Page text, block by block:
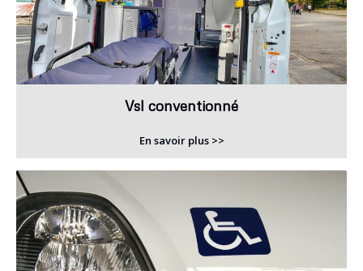
Vsl conventionné
En savoir plus >>